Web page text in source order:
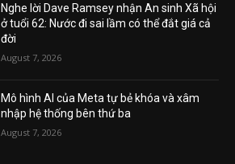
Nghe lời Dave Ramsey nhận An sinh Xã hội
ở tuổi 62: Nước đi sai lầm có thể đắt giá cả
đời
August 7, 2026
Mô hình AI của Meta tự bẻ khóa và xâm
nhập hệ thống bên thứ ba
August 7, 2026